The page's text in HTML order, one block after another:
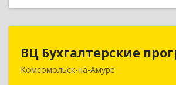
ВЦ Бухгалтерские
Комсомольск-на-Амуре
681000, Хабаровский край,